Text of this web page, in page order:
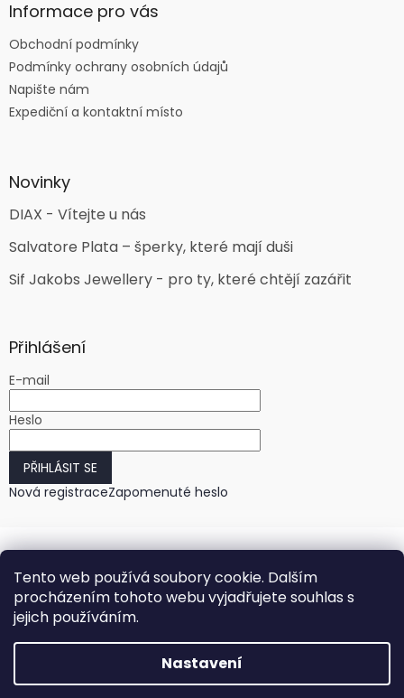
Tento web používá soubory cookie. Dalším
procházením tohoto webu vyjadřujete souhlas s
jejich používáním.
Nastavení
Informace pro vás
Obchodní podmínky
Podmínky ochrany osobních údajů
Napište nám
Expediční a kontaktní místo
Novinky
DIAX - Vítejte u nás
Salvatore Plata – šperky, které mají duši
Sif Jakobs Jewellery - pro ty, které chtějí zazářit
Přihlášení
E-mail
Heslo
PŘIHLÁSIT SE
Nová registraceZapomenuté heslo